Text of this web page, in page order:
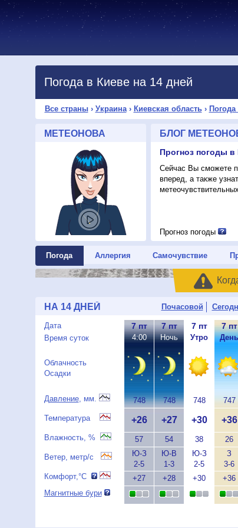
Погода в Киеве на 14 дней
Все страны› Украина› Киевская область›
МЕТЕОНОВА БЛОГ
Прогноз погоды в
Сейчас Вы сможете
вперед, а также
Прогноз погоды
Погода Аллергия Самочувствие
НА 14 ДНЕЙ Почасовой
Дата
Время суток
Облачность
Осадки
Давление, мм.
Температура
Влажность, %
Ветер, метр/с
Комфорт,°C
Магнитные бури
7 пт
4:00
748
+26
57
Ю-З
2-5
+27
7 пт
Ночь
748
+27
54
Ю-В
1-3
+28
7 пт
Утро
748
+30
38
Ю-З
2-5
+30
7 пт
День
747
+36
26
З
3-6
+36